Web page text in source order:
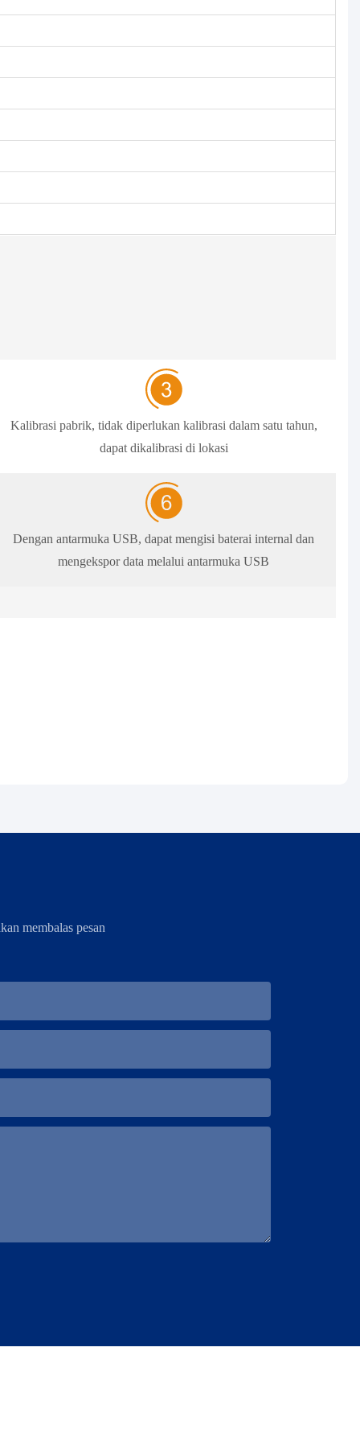
Kalibrasi pabrik, tidak diperlukan kalibrasi dalam satu tahun,
dapat dikalibrasi di lokasi
Dengan antarmuka USB, dapat mengisi baterai internal dan
mengekspor data melalui antarmuka USB
membalas pesan